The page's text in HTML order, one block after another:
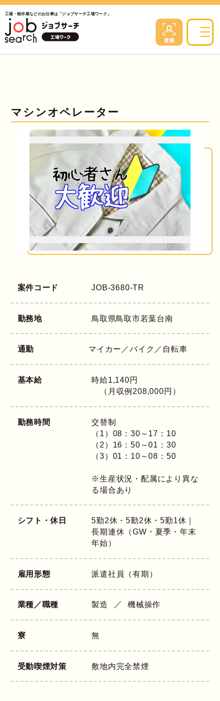
工場・軽作業などのお仕事は「ジョブサーチ工場ワーク」
マシンオペレーター
案件コード JOB-3680-TR
勤務地 鳥取県鳥取市若葉台南
通勤 マイカー／バイク／自転車
基本給
時給1,140円
（月収例208,000円）
勤務時間
交替制
（1）08：30～17：10
（2）16：50～01：30
（3）01：10～08：50
※生産状況・配属により異な
る場合あり
シフト・休日
5勤2休・5勤2休・5勤1休｜
長期連休（GW・夏季・年末
年始）
雇用形態 派遣社員（有期）
業種／職種 製造 機械操作
寮 無
受動喫煙対策 敷地内完全禁煙